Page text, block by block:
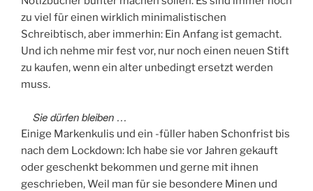
zu viel für einen wirklich minimalistischen
Schreibtisch, aber immerhin: Ein Anfang ist gemacht.
Und ich nehme mir fest vor, nur noch einen neuen Stift
zu kaufen, wenn ein alter unbedingt ersetzt werden
muss.
Sie dürfen bleiben …
Einige Markenkulis und ein -füller haben Schonfrist bis
nach dem Lockdown: Ich habe sie vor Jahren gekauft
oder geschenkt bekommen und gerne mit ihnen
geschrieben, Weil man für sie besondere Minen und